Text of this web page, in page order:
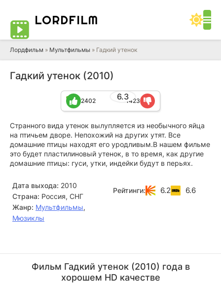
LORDFILM
Лордфильм » Мультфильмы » Гадкий утенок
Гадкий утенок (2010)
6.3
2402 1423
Странного вида утенок вылупляется из необычного яйца
на птичьем дворе. Непохожий на других утят. Все
домашние птицы находят его уродливым.В нашем фильме
это будет пластилиновый утенок, в то время, как другие
домашние птицы: гуси, утки, индейки будут в перьях.
Дата выхода: 2010
Страна: Россия, СНГ
Жанр: Мультфильмы,
Мюзиклы
Рейтинги: 6.2 6.6
(индюк, озвучка)
(мама-курица, оз...)
Фильм Гадкий утенок (2010) года в
хорошем HD качестве